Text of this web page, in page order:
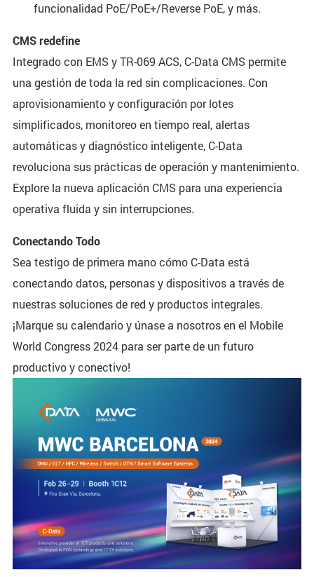
funcionalidad PoE/PoE+/Reverse PoE, y más.
CMS redefine
Integrado con EMS y TR-069 ACS, C-Data CMS permite
una gestión de toda la red sin complicaciones. Con
aprovisionamiento y configuración por lotes
simplificados, monitoreo en tiempo real, alertas
automáticas y diagnóstico inteligente, C-Data
revoluciona sus prácticas de operación y mantenimiento.
Explore la nueva aplicación CMS para una experiencia
operativa fluida y sin interrupciones.
Conectando Todo
Sea testigo de primera mano cómo C-Data está
conectando datos, personas y dispositivos a través de
nuestras soluciones de red y productos integrales.
¡Marque su calendario y únase a nosotros en el Mobile
World Congress 2024 para ser parte de un futuro
productivo y conectivo!